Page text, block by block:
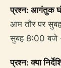
प्रश्न: आगंतुक
आम तौर पर
सुबह 8:00 बजे
प्रश्न: क्या